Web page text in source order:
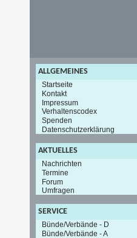
ALLGEMEINES
Startseite
Kontakt
Impressum
Verhaltenscodex
Spenden
Datenschutzerklärung
AKTUELLES
Nachrichten
Termine
Forum
Umfragen
SERVICE
Bünde/Verbände - D
Bünde/Verbände - A